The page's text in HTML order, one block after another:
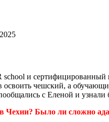
и сертифицированный
освоить чешский, а
с Еленой и узнали
Чехии? Было ли сложно